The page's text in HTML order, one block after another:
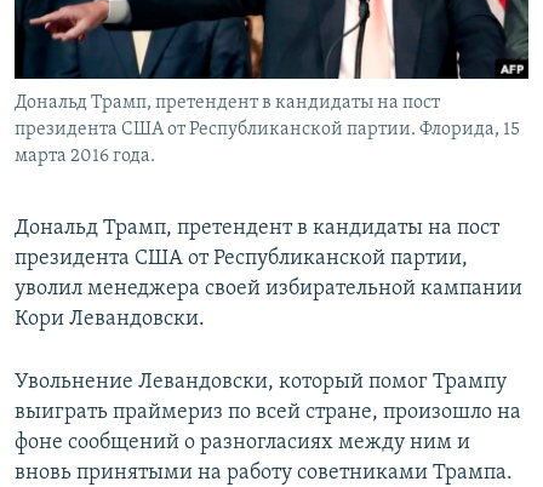
Дональд Трамп, претендент в кандидаты на пост
президента США от Республиканской партии. Флорида, 15
марта 2016 года.
Дональд Трамп, претендент в кандидаты на пост
президента США от Республиканской партии,
уволил менеджера своей избирательной кампании
Кори Левандовски.
Увольнение Левандовски, который помог Трампу
выиграть праймериз по всей стране, произошло на
фоне сообщений о разногласиях между ним и
вновь принятыми на работу советниками Трампа.